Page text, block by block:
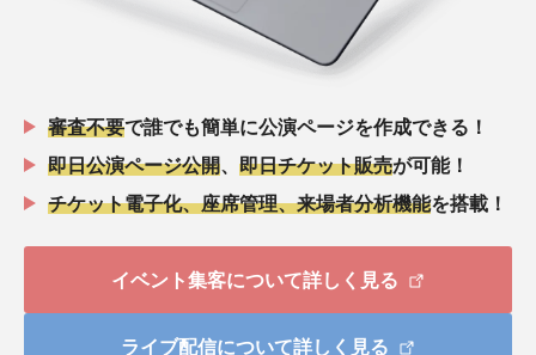
審査不要で誰でも簡単に公演ページを作成できる！
即日公演ページ公開
即日チケット販売が可能！
チケット電子化、座席管理、来場者分析機能を搭載！
イベント集客について詳しく見る
ライブ配信について詳しく見る